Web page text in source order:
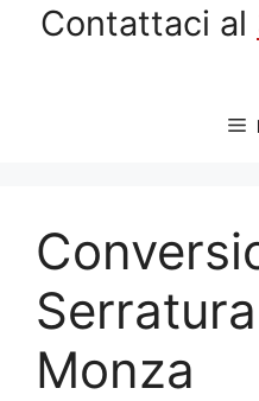
Contattaci al
Monza